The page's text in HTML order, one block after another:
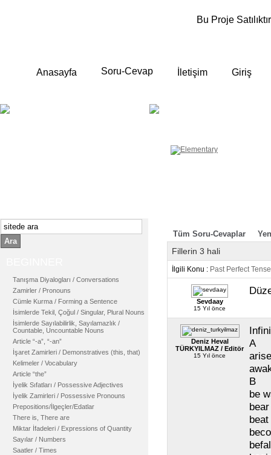
Bu Proje
Anasayfa Soru-Cevap İletişim Giriş
Ara
Tanışma Diyalogları / Conversations
Zamirler / Pronouns
Cümle Kurma / Forming a Sentence
İsimlerde Tekil, Çoğul / Singular, Plural Nouns
İsimlerde Sayılabilirlik, Sayılamazlık /
Countable, Uncountable Nouns
Article “-a”, “-an”
İşaret Zamirleri / Demonstratives (this, that)
Kelimeler / Vocabulary
Article “the”
İyelik Sıfatları / Possessive Adjectives
İyelik Zamirleri / Possessive Pronouns
Prepositions/İlgeçler/Edatlar
There is, There are
Miktar İfadeleri / Expressions of Quantity
Sayılar / Numbers
Saatler / Times
Tüm Soru-Cevaplar
Fillerin 3 hali
İlgili Konu : Past Perfect Tense
Sevdaay
15 Yıl önce
Deniz Heval
TÜRKYILMAZ / Editör
15 Yıl önce
A
B
be